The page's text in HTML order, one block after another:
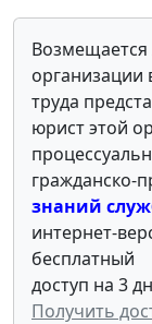
Возмещается
организации
труда
юрист этой
гражданско-
знаний
интернет-
бесплатный
доступ на 3
Получить